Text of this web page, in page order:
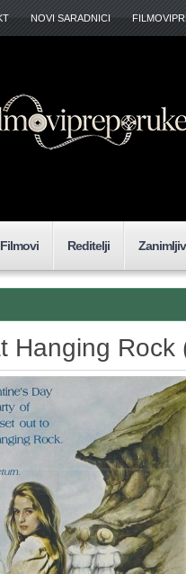
NOVI SARADNICI
Reditelji
Hanging Rock